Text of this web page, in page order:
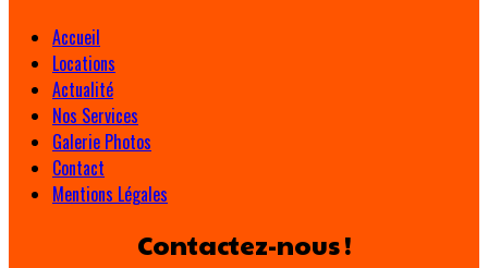
Accueil
Locations
Actualité
Nos Services
Galerie Photos
Contact
Mentions Légales
Contactez-nous !